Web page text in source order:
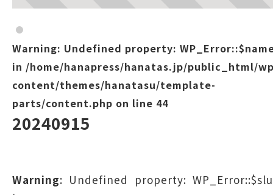
Warning: Undefined property:
in /home/hanapress/hanatas.jp/public_html/
content/themes/hanatasu/template-
parts/content.php on line 44
20240915
Warning: Undefined property: